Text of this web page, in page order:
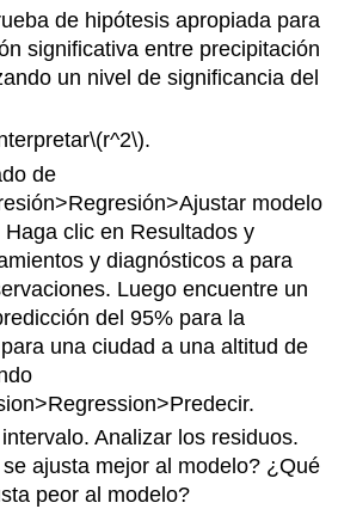
de hipótesis apropiada para
significativa entre precipitación
un nivel de significancia del
\(r^2\).
de
modelo
clic en Resultados y
y diagnósticos a para
Luego encuentre un
del 95% para la
una ciudad a una altitud de
Analizar los residuos.
ajusta mejor al modelo? ¿Qué
peor al modelo?